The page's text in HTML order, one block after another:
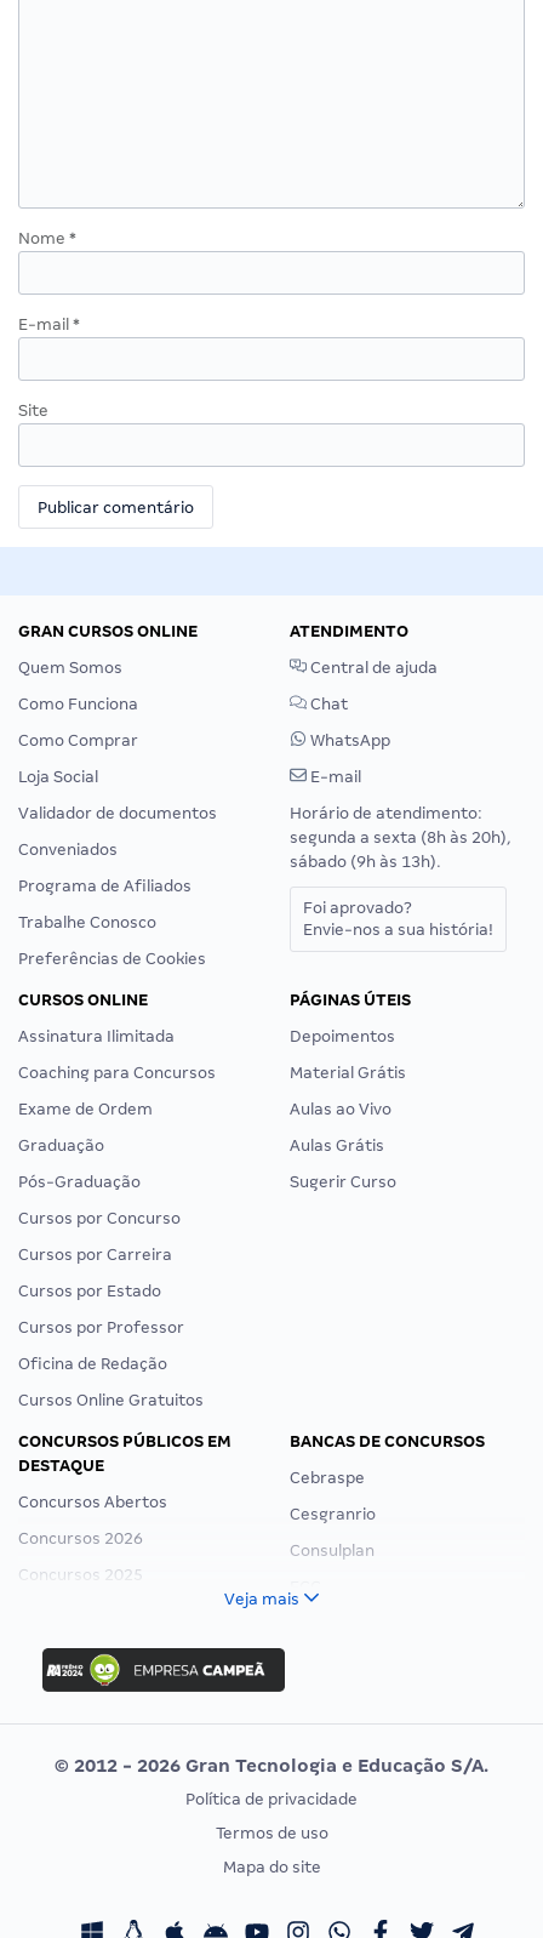
Nome *
E-mail *
Site
GRAN CURSOS ONLINE
Quem Somos
Como Funciona
Como Comprar
Loja Social
Validador de documentos
Conveniados
Programa de Afiliados
Trabalhe Conosco
Preferências de Cookies
ATENDIMENTO
Central de ajuda
Chat
WhatsApp
E-mail
Horário de atendimento:
segunda a sexta (8h às 20h),
sábado (9h às 13h).
Foi aprovado?
Envie-nos a sua história!
CURSOS ONLINE
Assinatura Ilimitada
Coaching para Concursos
Exame de Ordem
Graduação
Pós-Graduação
Cursos por Concurso
Cursos por Carreira
Cursos por Estado
Cursos por Professor
Oficina de Redação
Cursos Online Gratuitos
PÁGINAS ÚTEIS
Depoimentos
Material Grátis
Aulas ao Vivo
Aulas Grátis
Sugerir Curso
CONCURSOS PÚBLICOS EM
DESTAQUE
Concursos Abertos
Concursos 2026
Concursos 2025
Concurso Nacional Unificado
Concurso Ibama
Concurso MPU
Editais publicados
BANCAS DE CONCURSOS
Cebraspe
Cesgranrio
Consulplan
Vunesp
CONCURSOS POR PROFISSÃO
Concursos Fiscais
EXAME DE ORDEM
Calendário OAB
Veja mais
© 2012 - 2026 Gran Tecnologia e Educação S/A.
Política de privacidade
Termos de uso
Mapa do site